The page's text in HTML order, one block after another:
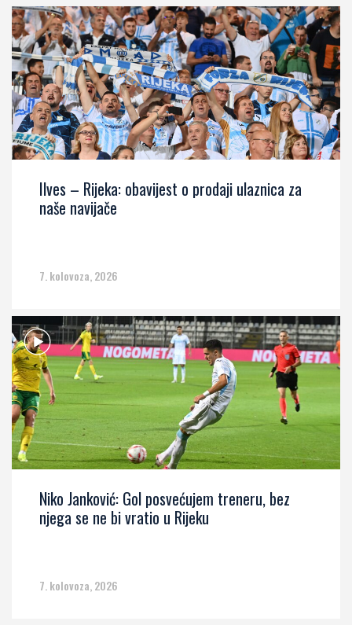
Ilves – Rijeka: obavijest o prodaji ulaznica za
naše navijače
7. kolovoza, 2026
Niko Janković: Gol posvećujem treneru, bez
njega se ne bi vratio u Rijeku
7. kolovoza, 2026